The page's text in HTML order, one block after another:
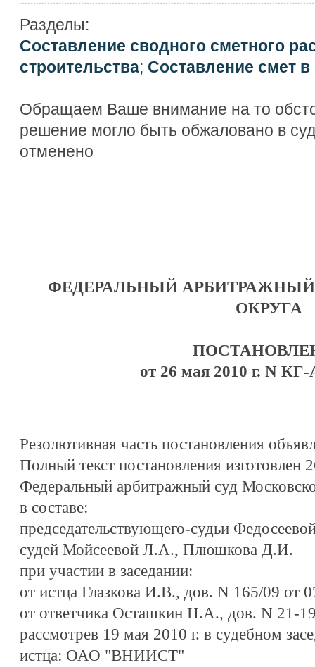
Разделы:
Составление сводного сметного
строительства; Составление смет в
Обращаем Ваше внимание на то
решение могло быть обжаловано в
отменено
ФЕДЕРАЛЬНЫЙ
ОКРУГА
от 26 мая 2010 г. N
Резолютивная часть постановления
Полный текст постановления изготовлен
Федеральный арбитражный суд
в составе:
председательствующего-судьи
судей Мойсеевой Л.А., Плюшкова Д.И.
при участии в заседании:
от истца Глазкова И.В., дов. N 165/09 от
от ответчика Осташкин Н.А., дов. N 21-
рассмотрев 19 мая 2010 г. в судебном
истца: ОАО "ВНИИСТ"